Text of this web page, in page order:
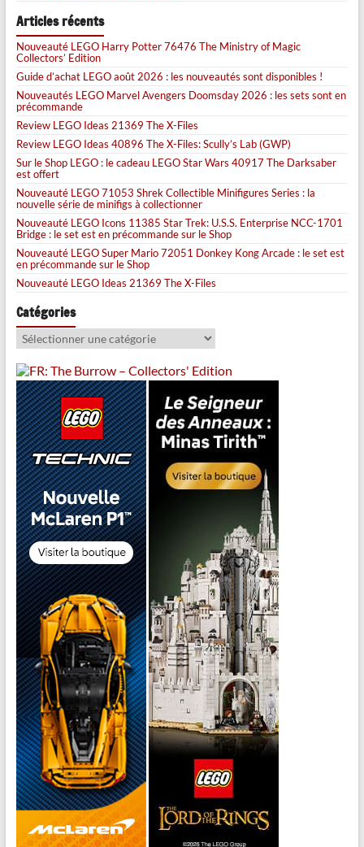
Articles récents
Nouveauté LEGO Harry Potter 76476 The Ministry of Magic
Collectors’ Edition
Guide d’achat LEGO août 2026 : les nouveautés sont disponibles !
Nouveautés LEGO Marvel Avengers Doomsday 2026 : les sets sont en
précommande
Review LEGO Ideas 21369 The X-Files
Review LEGO Ideas 40896 The X-Files: Scully’s Lab (GWP)
Sur le Shop LEGO : le cadeau LEGO Star Wars 40917 The Darksaber
est offert
Nouveauté LEGO 71053 Shrek Collectible Minifigures Series : la
nouvelle série de minifigs à collectionner
Nouveauté LEGO Icons 11385 Star Trek: U.S.S. Enterprise NCC-1701
Bridge : le set est en précommande sur le Shop
Nouveauté LEGO Super Mario 72051 Donkey Kong Arcade : le set est
en précommande sur le Shop
Nouveauté LEGO Ideas 21369 The X-Files
Catégories
Catégories